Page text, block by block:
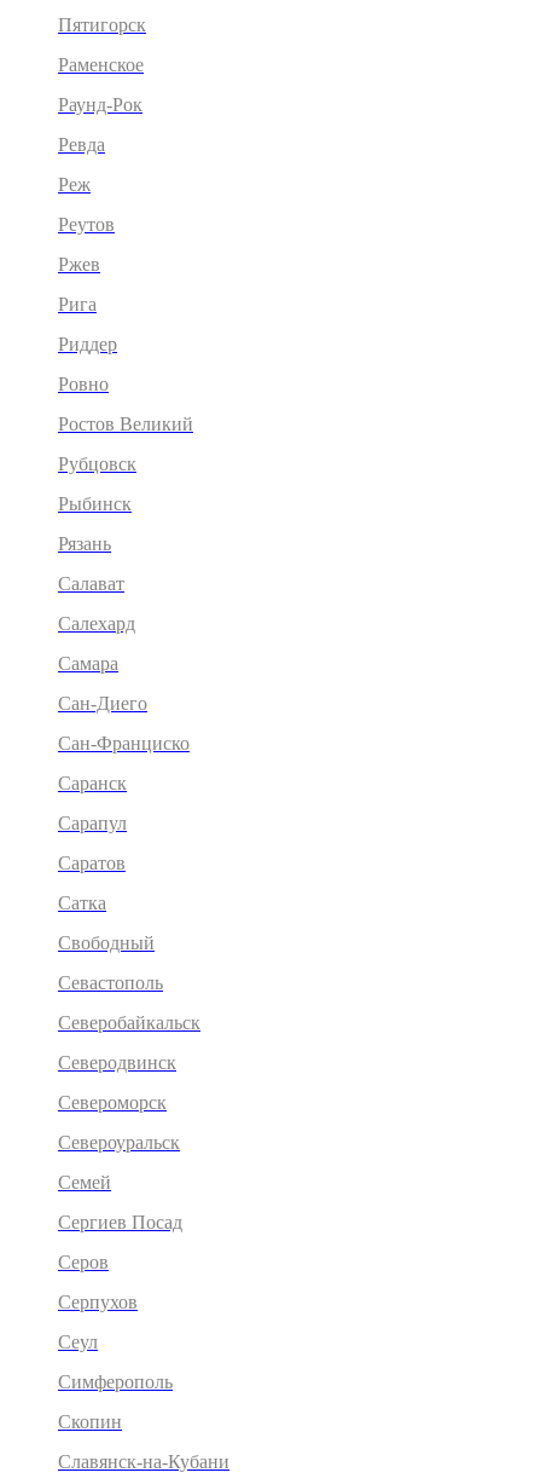
Пятигорск
Раменское
Раунд-Рок
Ревда
Реж
Реутов
Ржев
Рига
Риддер
Ровно
Ростов Великий
Рубцовск
Рыбинск
Рязань
Салават
Салехард
Самара
Сан-Диего
Сан-Франциско
Саранск
Сарапул
Саратов
Сатка
Свободный
Севастополь
Северобайкальск
Северодвинск
Североморск
Североуральск
Семей
Сергиев Посад
Серов
Серпухов
Сеул
Симферополь
Скопин
Славянск-на-Кубани